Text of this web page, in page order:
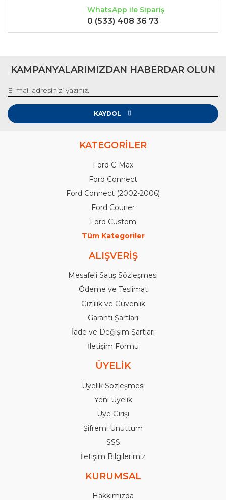
WhatsApp ile Sipariş
0 (533) 408 36 73
KAMPANYALARIMIZDAN HABERDAR OLUN
KAYDOL
KATEGORİLER
Ford C-Max
Ford Connect
Ford Connect (2002-2006)
Ford Courier
Ford Custom
Tüm Kategoriler
ALIŞVERİŞ
Mesafeli Satış Sözleşmesi
Ödeme ve Teslimat
Gizlilik ve Güvenlik
Garanti Şartları
İade ve Değişim Şartları
İletişim Formu
ÜYELİK
Üyelik Sözleşmesi
Yeni Üyelik
Üye Girişi
Şifremi Unuttum
SSS
İletişim Bilgilerimiz
KURUMSAL
Hakkımızda